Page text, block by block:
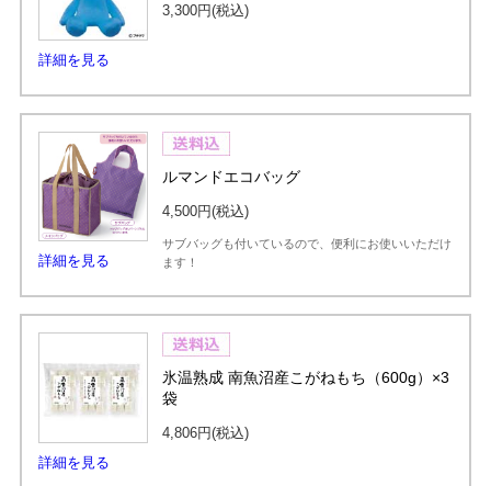
詳細を見る
3,300円(税込)
詳細を見る
ルマンドエコバッグ
4,500円(税込)
サブバッグも付いているので、便利にお使いいただけ
ます！
詳細を見る
氷温熟成 南魚沼産こがねもち（600g）×3
袋
4,806円(税込)